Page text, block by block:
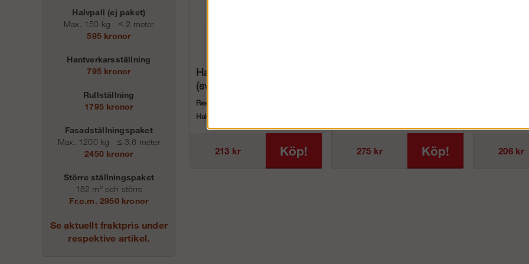
Halvpall (ej paket)
Max. 150 kg < 2 meter
595 kronor
Hantverkarsställning
795 kronor
Rullställning
1795 kronor
Fasadställningspaket
Max. 1200 kg
≤ 3,6 meter
2450 kronor
Större ställningspaket
182 m² och större
Fr.o.m. 2950 kronor
Se aktuellt fraktpris under
respektive artikel.
Hake för stöttor i plast
(svart)
Reservdel för RSS fallskyddsräcken:
Hake för stöttor i plast(svart)
213 kr Köp! 275 kr Köp! 206 kr